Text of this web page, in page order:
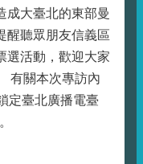
成大臺北的東部曼
醒聽眾朋友信義區
選活動，歡迎大家
有關本次專訪內
定臺北廣播電臺